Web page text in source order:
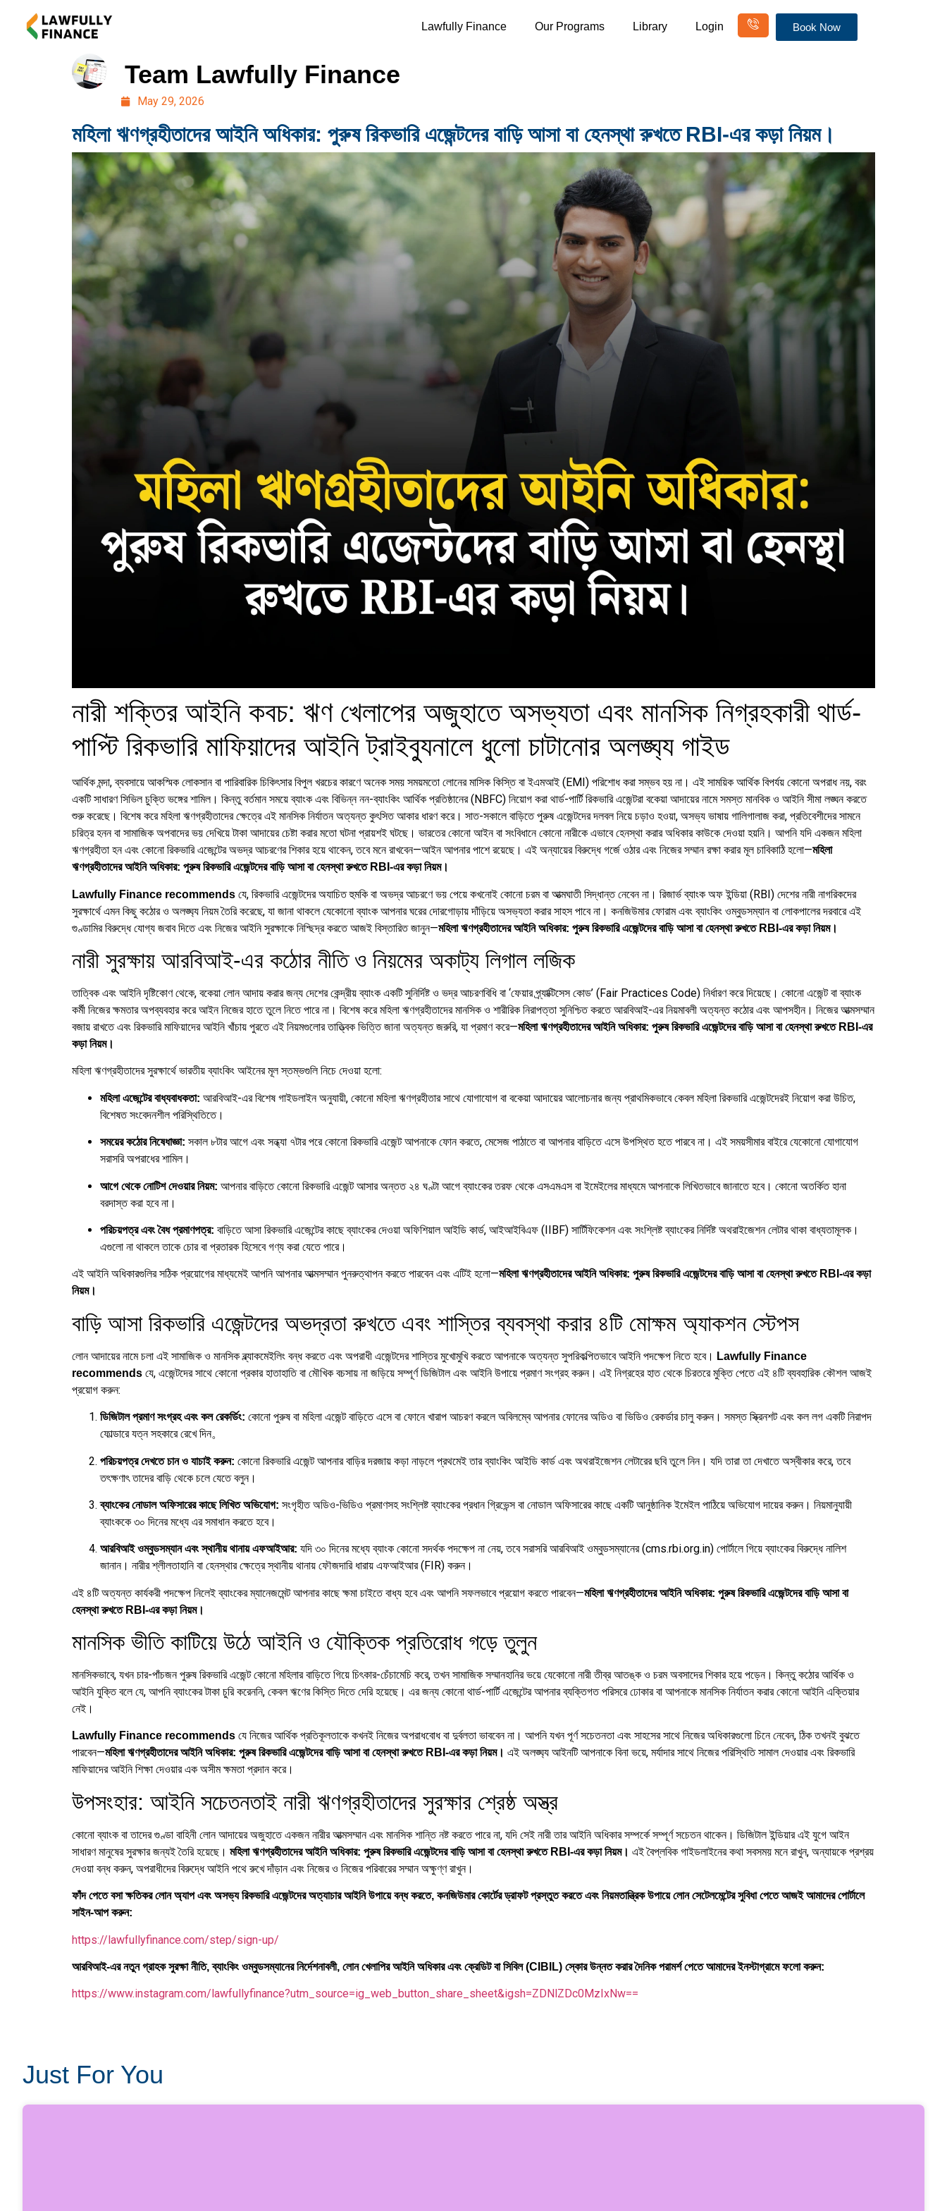
Lawfully Finance Our Programs Library Login Book Now
Team Lawfully Finance
May 29, 2026
মহিলা ঋণগ্রহীতাদের আইনি অধিকার: পুরুষ রিকভারি এজেন্টদের বাড়ি আসা বা হেনস্থা রুখতে RBI-এর কড়া নিয়ম।
নারী শক্তির আইনি কবচ: ঋণ খেলাপের অজুহাতে অসভ্যতা এবং মানসিক নিগ্রহকারী থার্ড-
পাপ্টি রিকভারি মাফিয়াদের আইনি ট্রাইব্যুনালে ধুলো চাটানোর অলঙ্ঘ্য গাইড
আর্থিক মন্দা, ব্যবসায়ে আকস্মিক লোকসান বা পারিবারিক চিকিৎসার বিপুল খরচের কারণে অনেক সময় সময়মতো লোনের মাসিক কিস্তি বা ইএমআই (EMI) পরিশোধ করা সম্ভব হয় না। এই সাময়িক আর্থিক বিপর্যয় কোনো অপরাধ নয়, বরং
একটি সাধারণ সিভিল চুক্তি ভঙ্গের শামিল। কিন্তু বর্তমান সময়ে ব্যাংক এবং বিভিন্ন নন-ব্যাংকিং আর্থিক প্রতিষ্ঠানের (NBFC) নিয়োগ করা থার্ড-পার্টি রিকভারি এজেন্টরা বকেয়া আদায়ের নামে সমস্ত মানবিক ও আইনি সীমা লঙ্ঘন করতে
শুরু করেছে। বিশেষ করে মহিলা ঋণগ্রহীতাদের ক্ষেত্রে এই মানসিক নির্যাতন অত্যন্ত কুৎসিত আকার ধারণ করে। সাত-সকালে বাড়িতে পুরুষ এজেন্টদের দলবল নিয়ে চড়াও হওয়া, অসভ্য ভাষায় গালিগালাজ করা, প্রতিবেশীদের সামনে
চরিত্র হনন বা সামাজিক অপবাদের ভয় দেখিয়ে টাকা আদায়ের চেষ্টা করার মতো ঘটনা প্রায়শই ঘটছে। ভারতের কোনো আইন বা সংবিধানে কোনো নারীকে এভাবে হেনস্থা করার অধিকার কাউকে দেওয়া হয়নি। আপনি যদি একজন মহিলা
ঋণগ্রহীতা হন এবং কোনো রিকভারি এজেন্টের অভদ্র আচরণের শিকার হয়ে থাকেন, তবে মনে রাখবেন—আইন আপনার পাশে রয়েছে। এই অন্যায়ের বিরুদ্ধে গর্জে ওঠার এবং নিজের সম্মান রক্ষা করার মূল চাবিকাঠি হলো—মহিলা
ঋণগ্রহীতাদের আইনি অধিকার: পুরুষ রিকভারি এজেন্টদের বাড়ি আসা বা হেনস্থা রুখতে RBI-এর কড়া নিয়ম।
Lawfully Finance recommends যে, রিকভারি এজেন্টদের অযাচিত হুমকি বা অভদ্র আচরণে ভয় পেয়ে কখনোই কোনো চরম বা আত্মঘাতী সিদ্ধান্ত নেবেন না। রিজার্ভ ব্যাংক অফ ইন্ডিয়া (RBI) দেশের নারী নাগরিকদের
সুরক্ষার্থে এমন কিছু কঠোর ও অলঙ্ঘ্য নিয়ম তৈরি করেছে, যা জানা থাকলে যেকোনো ব্যাংক আপনার ঘরের দোরগোড়ায় দাঁড়িয়ে অসভ্যতা করার সাহস পাবে না। কনজিউমার ফোরাম এবং ব্যাংকিং ওম্বুডসম্যান বা লোকপালের দরবারে এই
গুণ্ডামির বিরুদ্ধে যোগ্য জবাব দিতে এবং নিজের আইনি সুরক্ষাকে নিশ্ছিদ্র করতে আজই বিস্তারিত জানুন—মহিলা ঋণগ্রহীতাদের আইনি অধিকার: পুরুষ রিকভারি এজেন্টদের বাড়ি আসা বা হেনস্থা রুখতে RBI-এর কড়া নিয়ম।
নারী সুরক্ষায় আরবিআই-এর কঠোর নীতি ও নিয়মের অকাট্য লিগাল লজিক
তাত্বিক এবং আইনি দৃষ্টিকোণ থেকে, বকেয়া লোন আদায় করার জন্য দেশের কেন্দ্রীয় ব্যাংক একটি সুনির্দিষ্ট ও ভদ্র আচরণবিধি বা ‘ফেয়ার প্র্যাক্টিসেস কোড’ (Fair Practices Code) নির্ধারণ করে দিয়েছে। কোনো এজেন্ট বা ব্যাংক
কর্মী নিজের ক্ষমতার অপব্যবহার করে আইন নিজের হাতে তুলে নিতে পারে না। বিশেষ করে মহিলা ঋণগ্রহীতাদের মানসিক ও শারীরিক নিরাপত্তা সুনিশ্চিত করতে আরবিআই-এর নিয়মাবলী অত্যন্ত কঠোর এবং আপসহীন। নিজের আত্মসম্মান
বজায় রাখতে এবং রিকভারি মাফিয়াদের আইনি খাঁচায় পুরতে এই নিয়মগুলোর তাত্ত্বিক ভিত্তি জানা অত্যন্ত জরুরি, যা প্রমাণ করে—মহিলা ঋণগ্রহীতাদের আইনি অধিকার: পুরুষ রিকভারি এজেন্টদের বাড়ি আসা বা হেনস্থা রুখতে RBI-এর
কড়া নিয়ম।
মহিলা ঋণগ্রহীতাদের সুরক্ষার্থে ভারতীয় ব্যাংকিং আইনের মূল স্তম্ভগুলি নিচে দেওয়া হলো:
মহিলা এজেন্টের বাধ্যবাধকতা: আরবিআই-এর বিশেষ গাইডলাইন অনুযায়ী, কোনো মহিলা ঋণগ্রহীতার সাথে যোগাযোগ বা বকেয়া আদায়ের আলোচনার জন্য প্রাথমিকভাবে কেবল মহিলা রিকভারি এজেন্টদেরই নিয়োগ করা উচিত,
বিশেষত সংবেদনশীল পরিস্থিতিতে।
সময়ের কঠোর নিষেধাজ্ঞা: সকাল ৮টার আগে এবং সন্ধ্যা ৭টার পরে কোনো রিকভারি এজেন্ট আপনাকে ফোন করতে, মেসেজ পাঠাতে বা আপনার বাড়িতে এসে উপস্থিত হতে পারবে না। এই সময়সীমার বাইরে যেকোনো যোগাযোগ
সরাসরি অপরাধের শামিল।
আগে থেকে নোটিশ দেওয়ার নিয়ম: আপনার বাড়িতে কোনো রিকভারি এজেন্ট আসার অন্তত ২৪ ঘণ্টা আগে ব্যাংকের তরফ থেকে এসএমএস বা ইমেইলের মাধ্যমে আপনাকে লিখিতভাবে জানাতে হবে। কোনো অতর্কিত হানা
বরদাস্ত করা হবে না।
পরিচয়পত্র এবং বৈধ প্রমাণপত্র: বাড়িতে আসা রিকভারি এজেন্টের কাছে ব্যাংকের দেওয়া অফিশিয়াল আইডি কার্ড, আইআইবিএফ (IIBF) সার্টিফিকেশন এবং সংশ্লিষ্ট ব্যাংকের নির্দিষ্ট অথরাইজেশন লেটার থাকা বাধ্যতামূলক।
এগুলো না থাকলে তাকে চোর বা প্রতারক হিসেবে গণ্য করা যেতে পারে।
এই আইনি অধিকারগুলির সঠিক প্রয়োগের মাধ্যমেই আপনি আপনার আত্মসম্মান পুনরুত্থাপন করতে পারবেন এবং এটিই হলো—মহিলা ঋণগ্রহীতাদের আইনি অধিকার: পুরুষ রিকভারি এজেন্টদের বাড়ি আসা বা হেনস্থা রুখতে RBI-এর কড়া
নিয়ম।
বাড়ি আসা রিকভারি এজেন্টদের অভদ্রতা রুখতে এবং শাস্তির ব্যবস্থা করার ৪টি মোক্ষম অ্যাকশন স্টেপস
লোন আদায়ের নামে চলা এই সামাজিক ও মানসিক ব্ল্যাকমেইলিং বন্ধ করতে এবং অপরাধী এজেন্টদের শাস্তির মুখোমুখি করতে আপনাকে অত্যন্ত সুপরিকল্পিতভাবে আইনি পদক্ষেপ নিতে হবে।
Lawfully Finance
recommends যে, এজেন্টদের সাথে কোনো প্রকার হাতাহাতি বা মৌখিক বচসায় না জড়িয়ে সম্পূর্ণ ডিজিটাল এবং আইনি উপায়ে প্রমাণ সংগ্রহ করুন। এই নিগ্রহের হাত থেকে চিরতরে মুক্তি পেতে এই ৪টি ব্যবহারিক কৌশল আজই
প্রয়োগ করুন:
ডিজিটাল প্রমাণ সংগ্রহ এবং কল রেকর্ডিং: কোনো পুরুষ বা মহিলা এজেন্ট বাড়িতে এসে বা ফোনে খারাপ আচরণ করলে অবিলম্বে আপনার ফোনের অডিও বা ভিডিও রেকর্ডার চালু করুন। সমস্ত স্ক্রিনশট এবং কল লগ একটি নিরাপদ
ফোল্ডারে যত্ন সহকারে রেখে দিন。
পরিচয়পত্র দেখতে চান ও যাচাই করুন: কোনো রিকভারি এজেন্ট আপনার বাড়ির দরজায় কড়া নাড়লে প্রথমেই তার ব্যাংকিং আইডি কার্ড এবং অথরাইজেশন লেটারের ছবি তুলে নিন। যদি তারা তা দেখাতে অস্বীকার করে, তবে
তৎক্ষণাৎ তাদের বাড়ি থেকে চলে যেতে বলুন।
ব্যাংকের নোডাল অফিসারের কাছে লিখিত অভিযোগ: সংগৃহীত অডিও-ভিডিও প্রমাণসহ সংশ্লিষ্ট ব্যাংকের প্রধান গ্রিভেন্স বা নোডাল অফিসারের কাছে একটি আনুষ্ঠানিক ইমেইল পাঠিয়ে অভিযোগ দায়ের করুন। নিয়মানুযায়ী
ব্যাংককে ৩০ দিনের মধ্যে এর সমাধান করতে হবে।
আরবিআই ওম্বুডসম্যান এবং স্থানীয় থানায় এফআইআর: যদি ৩০ দিনের মধ্যে ব্যাংক কোনো সদর্থক পদক্ষেপ না নেয়, তবে সরাসরি আরবিআই ওম্বুডসম্যানের (cms.rbi.org.in) পোর্টালে গিয়ে ব্যাংকের বিরুদ্ধে নালিশ
জানান। নারীর শ্লীলতাহানি বা হেনস্থার ক্ষেত্রে স্থানীয় থানায় ফৌজদারি ধারায় এফআইআর (FIR) করুন।
এই ৪টি অত্যন্ত কার্যকরী পদক্ষেপ নিলেই ব্যাংকের ম্যানেজমেন্ট আপনার কাছে ক্ষমা চাইতে বাধ্য হবে এবং আপনি সফলভাবে প্রয়োগ করতে পারবেন—মহিলা ঋণগ্রহীতাদের আইনি অধিকার: পুরুষ রিকভারি এজেন্টদের বাড়ি আসা বা
হেনস্থা রুখতে RBI-এর কড়া নিয়ম।
মানসিক ভীতি কাটিয়ে উঠে আইনি ও যৌক্তিক প্রতিরোধ গড়ে তুলুন
মানসিকভাবে, যখন চার-পাঁচজন পুরুষ রিকভারি এজেন্ট কোনো মহিলার বাড়িতে গিয়ে চিৎকার-চেঁচামেচি করে, তখন সামাজিক সম্মানহানির ভয়ে যেকোনো নারী তীব্র আতঙ্ক ও চরম অবসাদের শিকার হয়ে পড়েন। কিন্তু কঠোর আর্থিক ও
আইনি যুক্তি বলে যে, আপনি ব্যাংকের টাকা চুরি করেননি, কেবল ঋণের কিস্তি দিতে দেরি হয়েছে। এর জন্য কোনো থার্ড-পার্টি এজেন্টের আপনার ব্যক্তিগত পরিসরে ঢোকার বা আপনাকে মানসিক নির্যাতন করার কোনো আইনি এক্তিয়ার
নেই।
Lawfully Finance recommends যে নিজের আর্থিক প্রতিকূলতাকে কখনই নিজের অপরাধবোধ বা দুর্বলতা ভাববেন না। আপনি যখন পূর্ণ সচেতনতা এবং সাহসের সাথে নিজের অধিকারগুলো চিনে নেবেন, ঠিক তখনই বুঝতে
পারবেন—মহিলা ঋণগ্রহীতাদের আইনি অধিকার: পুরুষ রিকভারি এজেন্টদের বাড়ি আসা বা হেনস্থা রুখতে RBI-এর কড়া নিয়ম। এই অলঙ্ঘ্য আইনটি আপনাকে বিনা ভয়ে, মর্যাদার সাথে নিজের পরিস্থিতি সামাল দেওয়ার এবং রিকভারি
মাফিয়াদের আইনি শিক্ষা দেওয়ার এক অসীম ক্ষমতা প্রদান করে।
উপসংহার: আইনি সচেতনতাই নারী ঋণগ্রহীতাদের সুরক্ষার শ্রেষ্ঠ অস্ত্র
কোনো ব্যাংক বা তাদের গুণ্ডা বাহিনী লোন আদায়ের অজুহাতে একজন নারীর আত্মসম্মান এবং মানসিক শান্তি নষ্ট করতে পারে না, যদি সেই নারী তার আইনি অধিকার সম্পর্কে সম্পূর্ণ সচেতন থাকেন। ডিজিটাল ইন্ডিয়ার এই যুগে আইন
সাধারণ মানুষের সুরক্ষার জন্যই তৈরি হয়েছে। মহিলা ঋণগ্রহীতাদের আইনি অধিকার: পুরুষ রিকভারি এজেন্টদের বাড়ি আসা বা হেনস্থা রুখতে RBI-এর কড়া নিয়ম। এই বৈপ্লবিক গাইডলাইনের কথা সবসময় মনে রাখুন, অন্যায়কে প্রশ্রয়
দেওয়া বন্ধ করুন, অপরাধীদের বিরুদ্ধে আইনি পথে রুখে দাঁড়ান এবং নিজের ও নিজের পরিবারের সম্মান অক্ষুণ্ণ রাখুন।
ফাঁদ পেতে বসা ক্ষতিকর লোন অ্যাপ এবং অসভ্য রিকভারি এজেন্টদের অত্যাচার আইনি উপায়ে বন্ধ করতে, কনজিউমার কোর্টের ড্রাফট প্রস্তুত করতে এবং নিয়মতান্ত্রিক উপায়ে লোন সেটেলমেন্টের সুবিধা পেতে আজই আমাদের পোর্টালে
সাইন-আপ করুন:
https://lawfullyfinance.com/step/sign-up/
আরবিআই-এর নতুন গ্রাহক সুরক্ষা নীতি, ব্যাংকিং ওম্বুডসম্যানের নির্দেশনাবলী, লোন খেলাপির আইনি অধিকার এবং ক্রেডিট বা সিবিল (CIBIL) স্কোর উন্নত করার দৈনিক পরামর্শ পেতে আমাদের ইনস্টাগ্রামে ফলো করুন:
https://www.instagram.com/lawfullyfinance?utm_source=ig_web_button_share_sheet&igsh=ZDNlZDc0MzIxNw==
Just For You